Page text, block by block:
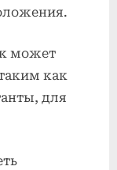
может
как
для